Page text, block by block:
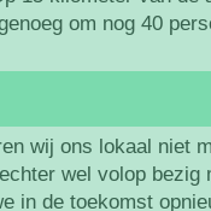
om nog 40
wij ons lokaal niet
wel volop bezig
in de toekomst